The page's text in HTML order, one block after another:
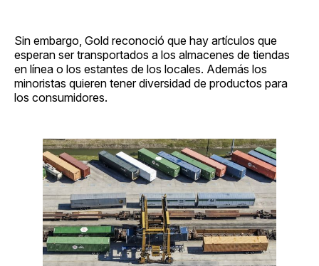
Sin embargo, Gold reconoció que hay artículos que
esperan ser transportados a los almacenes de tiendas
en línea o los estantes de los locales. Además los
minoristas quieren tener diversidad de productos para
los consumidores.